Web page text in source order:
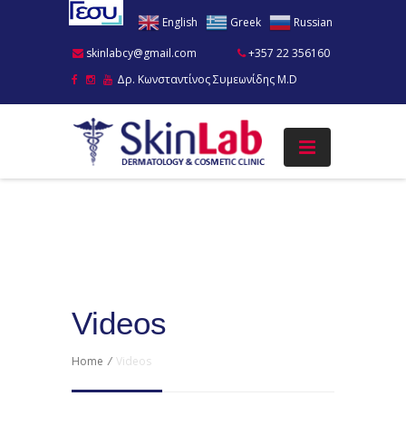
English Greek
Russian
skinlabcy@gmail.com
+357 22 356160
Δρ. Κωνσταντίνος Συμεωνίδης M.D
Videos
Home / Videos